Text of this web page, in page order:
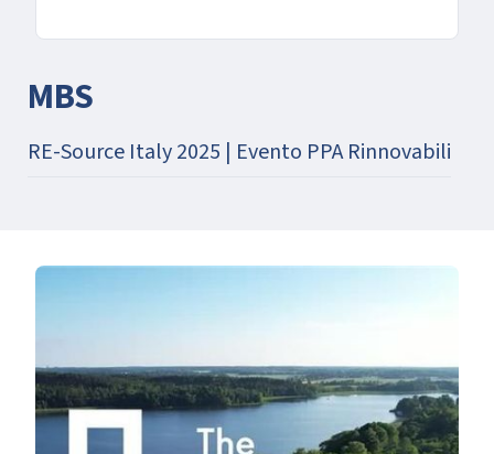
MBS
RE-Source Italy 2025 | Evento PPA Rinnovabili